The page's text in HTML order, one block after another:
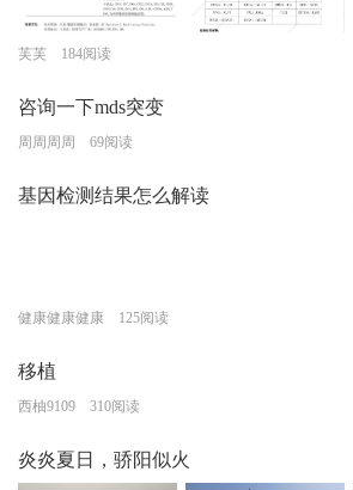
芙芙 184阅读
咨询一下mds突变
周周周周 69阅读
基因检测结果怎么解读
健康健康健康 125阅读
移植
西柚9109 310阅读
炎炎夏日，骄阳似火